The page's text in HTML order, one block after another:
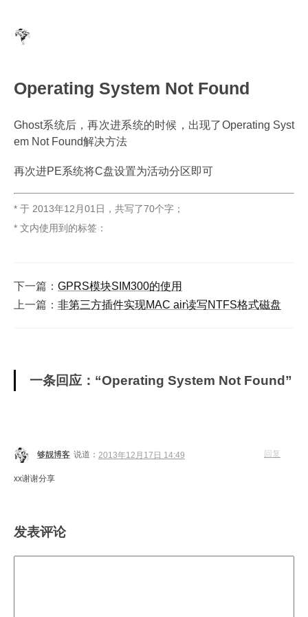
Operating System Not Found
Ghost系统后，再次进系统的时候，出现了Operating Syst
em Not Found解决方法
再次进PE系统将C盘设置为活动分区即可
* 于 2013年12月01日 ， 共写了70个字 ；
* 文内使用到的标签：
下一篇： GPRS模块SIM300的使用
上一篇： 非第三方插件实现MAC air读写NTFS格式磁盘
一条回应：“Operating System Not Found”
够靓博客 说道： 2013年12月17日 14:49
xx谢谢分享
回复
发表评论